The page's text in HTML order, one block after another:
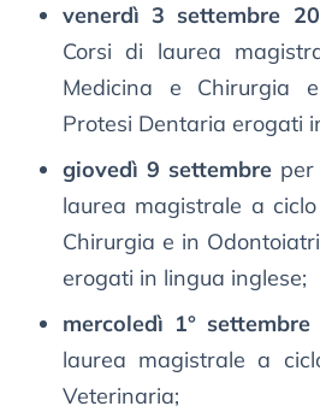
venerdì 3 settembre
Corsi di laurea
Medicina e Chirurgia
Protesi Dentaria erogati
giovedì 9 settembre per
laurea magistrale a
Chirurgia e in
erogati in lingua inglese;
mercoledì 1° settembre
laurea magistrale a
Veterinaria;